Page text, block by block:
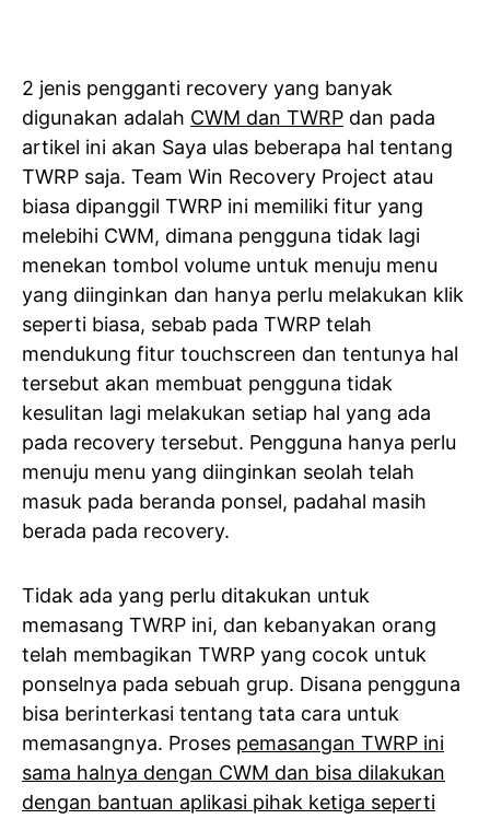
2 jenis pengganti recovery yang banyak
digunakan adalah CWM dan TWRP dan pada
artikel ini akan Saya ulas beberapa hal tentang
TWRP saja. Team Win Recovery Project atau
biasa dipanggil TWRP ini memiliki fitur yang
melebihi CWM, dimana pengguna tidak lagi
menekan tombol volume untuk menuju menu
yang diinginkan dan hanya perlu melakukan klik
seperti biasa, sebab pada TWRP telah
mendukung fitur touchscreen dan tentunya hal
tersebut akan membuat pengguna tidak
kesulitan lagi melakukan setiap hal yang ada
pada recovery tersebut. Pengguna hanya perlu
menuju menu yang diinginkan seolah telah
masuk pada beranda ponsel, padahal masih
berada pada recovery.
Tidak ada yang perlu ditakukan untuk
memasang TWRP ini, dan kebanyakan orang
telah membagikan TWRP yang cocok untuk
ponselnya pada sebuah grup. Disana pengguna
bisa berinterkasi tentang tata cara untuk
memasangnya. Proses pemasangan TWRP ini
sama halnya dengan CWM dan bisa dilakukan
dengan bantuan aplikasi pihak ketiga seperti